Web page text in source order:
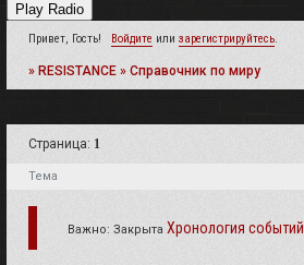
Play Radio
Нам не чужд юмор, мы любим
эксперименты и уверены, что в
компании с хорошими людьми можно
увлекательными сюжетными историями.
Присоединяйся, мы всегда рады новым
Привет, Гость! Войдите или зарегистрируйтесь.
» RESISTANCE » Справочник по миру
Страница: 1
Тема
Важно: Закрыта Хронология событий